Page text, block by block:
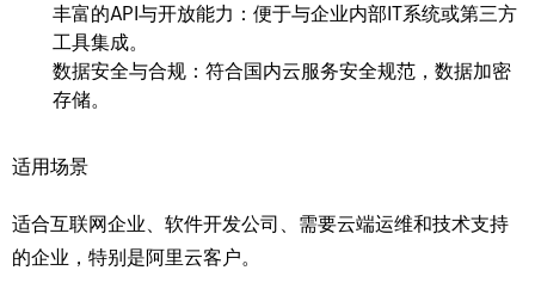
丰富的API与开放能力：便于与企业内部IT系统或第三方
工具集成。
数据安全与合规：符合国内云服务安全规范，数据加密
存储。
适用场景
适合互联网企业、软件开发公司、需要云端运维和技术支持
的企业，特别是阿里云客户。